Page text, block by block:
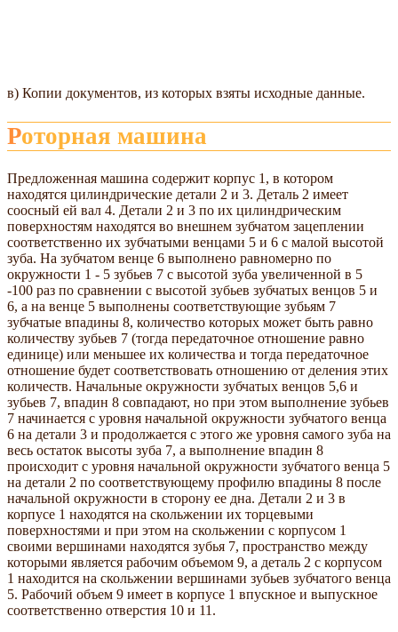
в) Копии документов, из которых взяты исходные данные.
Роторная машина
Предложенная машина содержит корпус 1, в котором
находятся цилиндрические детали 2 и 3. Деталь 2 имеет
соосный ей вал 4. Детали 2 и 3 по их цилиндрическим
поверхностям находятся во внешнем зубчатом зацеплении
соответственно их зубчатыми венцами 5 и 6 с малой высотой
зуба. На зубчатом венце 6 выполнено равномерно по
окружности 1 - 5 зубьев 7 с высотой зуба увеличенной в 5
-100 раз по сравнении с высотой зубьев зубчатых венцов 5 и
6, а на венце 5 выполнены соответствующие зубьям 7
зубчатые впадины 8, количество которых может быть равно
количеству зубьев 7 (тогда передаточное отношение равно
единице) или меньшее их количества и тогда передаточное
отношение будет соответствовать отношению от деления этих
количеств. Начальные окружности зубчатых венцов 5,6 и
зубьев 7, впадин 8 совпадают, но при этом выполнение зубьев
7 начинается с уровня начальной окружности зубчатого венца
6 на детали 3 и продолжается с этого же уровня самого зуба на
весь остаток высоты зуба 7, а выполнение впадин 8
происходит с уровня начальной окружности зубчатого венца 5
на детали 2 по соответствующему профилю впадины 8 после
начальной окружности в сторону ее дна. Детали 2 и 3 в
корпусе 1 находятся на скольжении их торцевыми
поверхностями и при этом на скольжении с корпусом 1
своими вершинами находятся зубья 7, пространство между
которыми является рабочим объемом 9, а деталь 2 с корпусом
1 находится на скольжении вершинами зубьев зубчатого венца
5. Рабочий объем 9 имеет в корпусе 1 впускное и выпускное
соответственно отверстия 10 и 11.